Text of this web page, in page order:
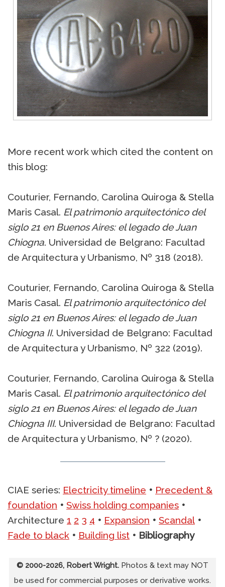
More recent work which cited the content on
this blog:
Couturier, Fernando, Carolina Quiroga & Stella
Maris Casal. El patrimonio arquitectónico del
siglo 21 en Buenos Aires: el legado de Juan
Chiogna. Universidad de Belgrano: Facultad
de Arquitectura y Urbanismo, Nº 318 (2018).
Couturier, Fernando, Carolina Quiroga & Stella
Maris Casal. El patrimonio arquitectónico del
siglo 21 en Buenos Aires: el legado de Juan
Chiogna II. Universidad de Belgrano: Facultad
de Arquitectura y Urbanismo, Nº 322 (2019).
Couturier, Fernando, Carolina Quiroga & Stella
Maris Casal. El patrimonio arquitectónico del
siglo 21 en Buenos Aires: el legado de Juan
Chiogna III. Universidad de Belgrano: Facultad
de Arquitectura y Urbanismo, Nº ? (2020).
CIAE series: Electricity timeline • Precedent &
foundation • Swiss holding companies •
Architecture 1 2 3 4 • Expansion • Scandal •
Fade to black • Building list • Bibliography
© 2000-2026, Robert Wright. Photos & text may NOT
be used for commercial purposes or derivative works.